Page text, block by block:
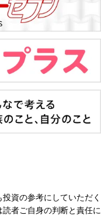
資の参考にしていただく
者ご自身の判断と責任に